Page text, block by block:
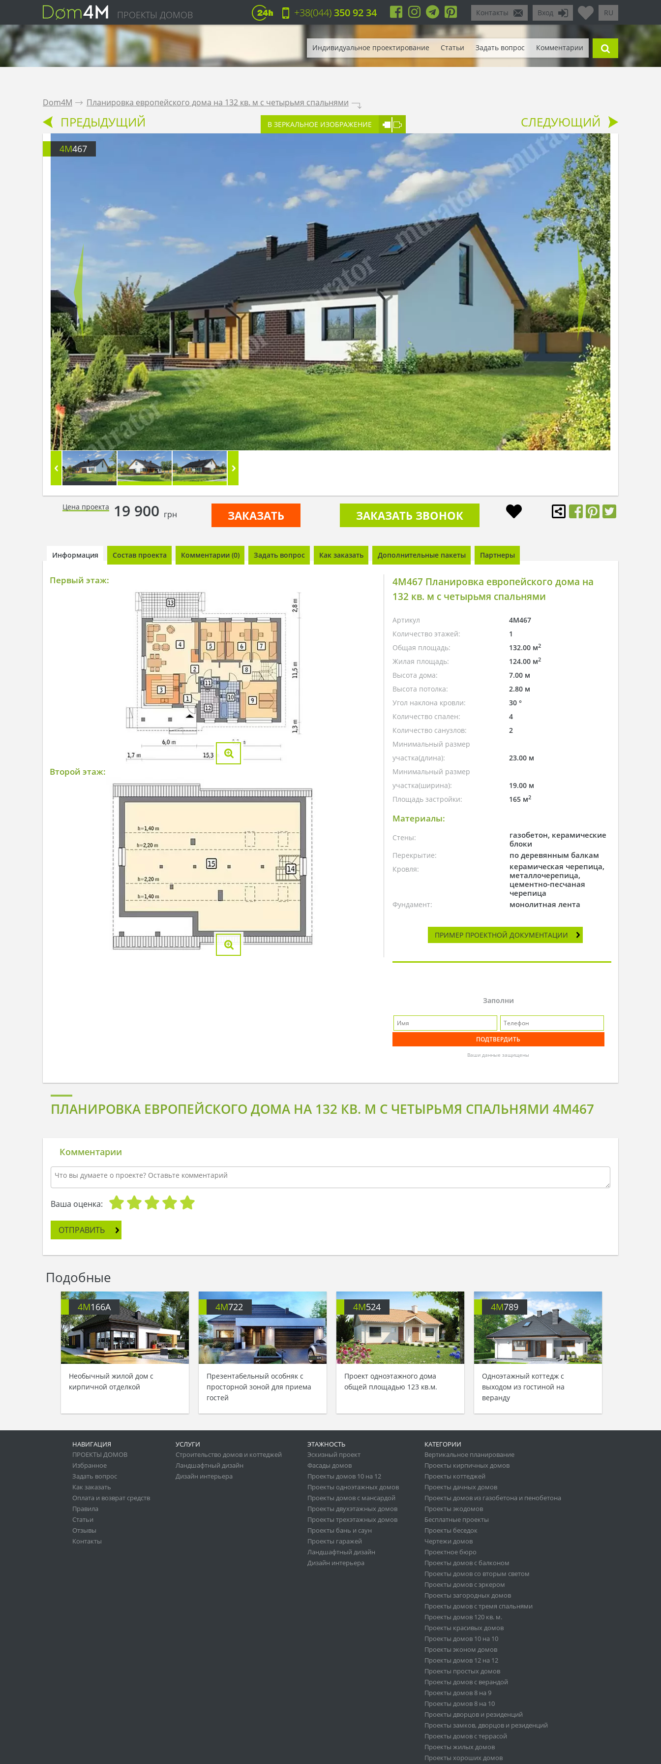
ПРОЕКТЫ ДОМОВ RU
Вход
Контакты
+38(044)350 92 34
Индивидуальное проектирование Статьи Задать вопрос Комментарии
Dom4M . Планировка европейского дома на 132 кв. м с четырьмя спальнями .
ПРЕДЫДУЩИЙ В ЗЕРКАЛЬНОЕ ИЗОБРАЖЕНИЕ СЛЕДУЮЩИЙ
4M467
Цена проекта 19 900 грн ЗАКАЗАТЬ ЗАКАЗАТЬ ЗВОНОК
Информация Состав проекта Комментарии (0) Задать вопрос Как заказать Дополнительные пакеты Партнеры
Первый этаж:
Второй этаж:
4M467 Планировка европейского дома на
132 кв. м с четырьмя спальнями
Артикул
4M467
Количество этажей:
1
Общая площадь:
132.00 м2
Жилая площадь: 124.00 м2
Высота дома:
7.00 м
Высота потолка:
2.80 м
Угол наклона кровли:
30 °
Количество спален:
4
Количество санузлов:
2
Минимальный размер
участка(длина):
23.00 м
Минимальный размер
участка(ширина):
19.00 м
Площадь застройки:
165 м2
Материалы:
Стены:
газобетон, керамические
блоки
Перекрытие: по деревянным балкам
Кровля:
керамическая черепица,
металлочерепица,
цементно-песчаная
черепица
Фундамент: монолитная лента
ПРИМЕР ПРОЕКТНОЙ ДОКУМЕНТАЦИИ
Заполни
Ваши данные защищены
ПЛАНИРОВКА ЕВРОПЕЙСКОГО ДОМА НА 132 КВ. М С ЧЕТЫРЬМЯ СПАЛЬНЯМИ 4M467
Комментарии
Ваша оценка:
ОТПРАВИТЬ
Подобные
4M166A
Необычный жилой дом с
кирпичной отделкой
4M722
Презентабельный особняк с
просторной зоной для приема
гостей
4M524
Проект одноэтажного дома
общей площадью 123 кв.м.
4M789
Одноэтажный коттедж с
выходом из гостиной на
веранду
НАВИГАЦИЯ
ПРОЕКТЫ ДОМОВ
Избранное
Задать вопрос
Как заказать
Оплата и возврат средств
Правила
Статьи
Отзывы
Контакты
УСЛУГИ
Строительство домов и коттеджей
Ландшафтный дизайн
Дизайн интерьера
ЭТАЖНОСТЬ
Эскизный проект
Фасады домов
Проекты домов 10 на 12
Проекты одноэтажных домов
Проекты домов с мансардой
Проекты двухэтажных домов
Проекты трехэтажных домов
Проекты бань и саун
Проекты гаражей
Ландшафтный дизайн
Дизайн интерьера
КАТЕГОРИИ
Вертикальное планирование
Проекты кирпичных домов
Проекты коттеджей
Проекты дачных домов
Проекты домов из газобетона и пенобетона
Проекты экодомов
Бесплатные проекты
Проекты беседок
Чертежи домов
Проектное бюро
Проекты домов с балконом
Проекты домов со вторым светом
Проекты домов с эркером
Проекты загородных домов
Проекты домов с тремя спальнями
Проекты домов 120 кв. м.
Проекты красивых домов
Проекты домов 10 на 10
Проекты эконом домов
Проекты домов 12 на 12
Проекты простых домов
Проекты домов с верандой
Проекты домов 8 на 9
Проекты домов 8 на 10
Проекты дворцов и резиденций
Проекты замков, дворцов и резиденций
Проекты домов с террасой
Проекты жилых домов
Проекты хороших домов